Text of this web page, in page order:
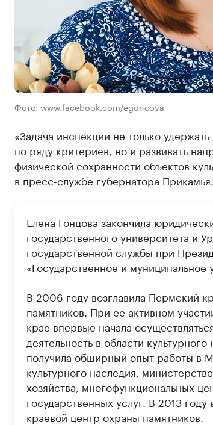
Фото: www.facebook.com/egoncova
«Задача инспекции не только
по ряду критериев, но и развивать
физической сохранности объектов
в пресс-службе губернатора Прикамья.
Елена Гонцова закончила
государственного университета и
государственной службы при
«Государственное и муниципальное
В 2006 году возглавила Пермский
памятников. При ее активном
крае впервые начала
деятельность в области
получила обширный опыт работы в
культурного наследия,
хозяйства, многофункциональных
государственных услуг. В 2013
краевой центр охраны памятников.